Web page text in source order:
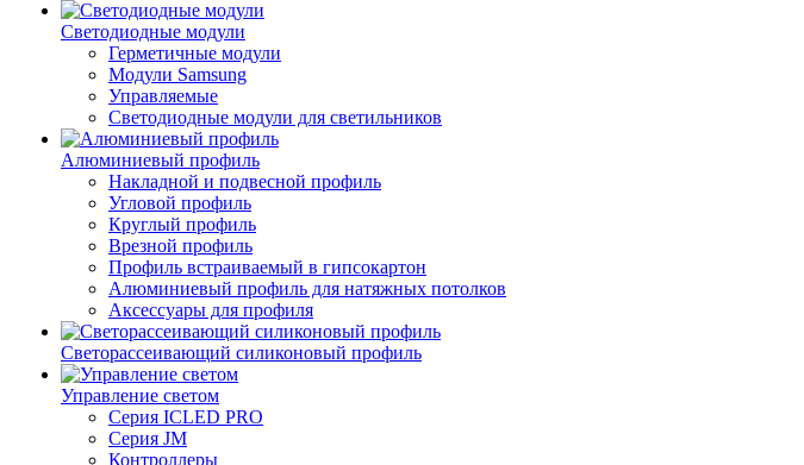
Светодиодные модули
Герметичные модули
Модули Samsung
Управляемые
Светодиодные модули для светильников
Алюминиевый профиль
Накладной и подвесной профиль
Угловой профиль
Круглый профиль
Врезной профиль
Профиль встраиваемый в гипсокартон
Алюминиевый профиль для натяжных потолков
Аксессуары для профиля
Светорассеивающий силиконовый профиль
Управление светом
Серия ICLED PRO
Серия JM
Контроллеры